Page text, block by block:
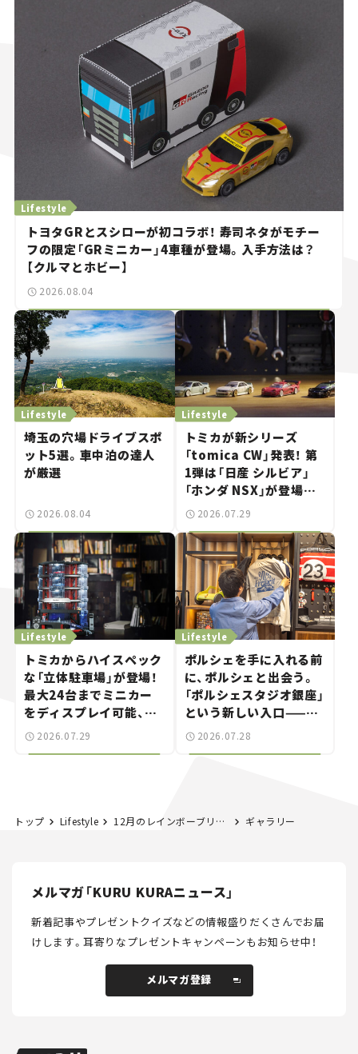
トヨタGRとスシローが初コラボ！ 寿司ネタがモチー
フの限定「GRミニカー」4車種が登場。入手方法は？
【クルマとホビー】
Lifestyle
2026.08.04
埼玉の穴場ドライブスポ
ット5選。車中泊の達人
が厳選
Lifestyle
2026.08.04
トミカが新シリーズ
「tomica CW」発表！ 第
1弾は「日産 シルビア」
「ホンダ NSX」が登場。
世界が注目す
とホビー】
Lifestyle
2026.07.29
トミカからハイスペック
な「立体駐車場」が登場！
最大24台までミニカー
をディスプレイ可能、特
別な「日産 GT-R
Lifestyle
2026.07.29
ポルシェを手に入れる前
に、ポルシェと出会う。
「ポルシェスタジオ銀座」
という新しい入口——連
載｜CCGとクルマでどう
Lifestyle
2026.07.28
トップ Lifestyle 12月のレインボーブリッジはスペシャルライトアップを実施！ 花火とのコラボでクリスマスムードも高まる！ ギャラリー
メルマガ「KURU KURAニュース」
新着記事やプレゼントクイズなどの情報盛りだくさんでお届
けします。耳寄りなプレゼントキャンペーンもお知らせ中！
メルマガ登録